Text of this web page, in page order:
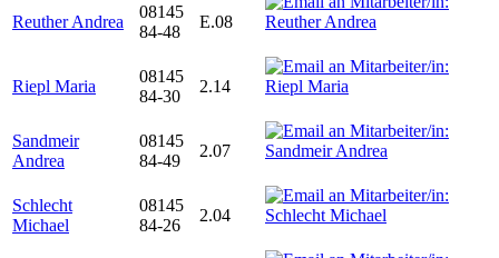
Reuther Andrea
08145
84-48
E.08
Riepl Maria
08145
84-30
2.14
Sandmeir
Andrea
08145
84-49
2.07
Schlecht
Michael
08145
84-26
2.04